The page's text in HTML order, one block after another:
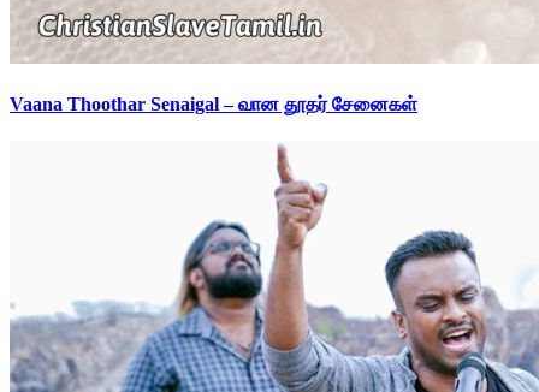
Vaana Thoothar Senaigal – வான தூதர் சேனைகள்